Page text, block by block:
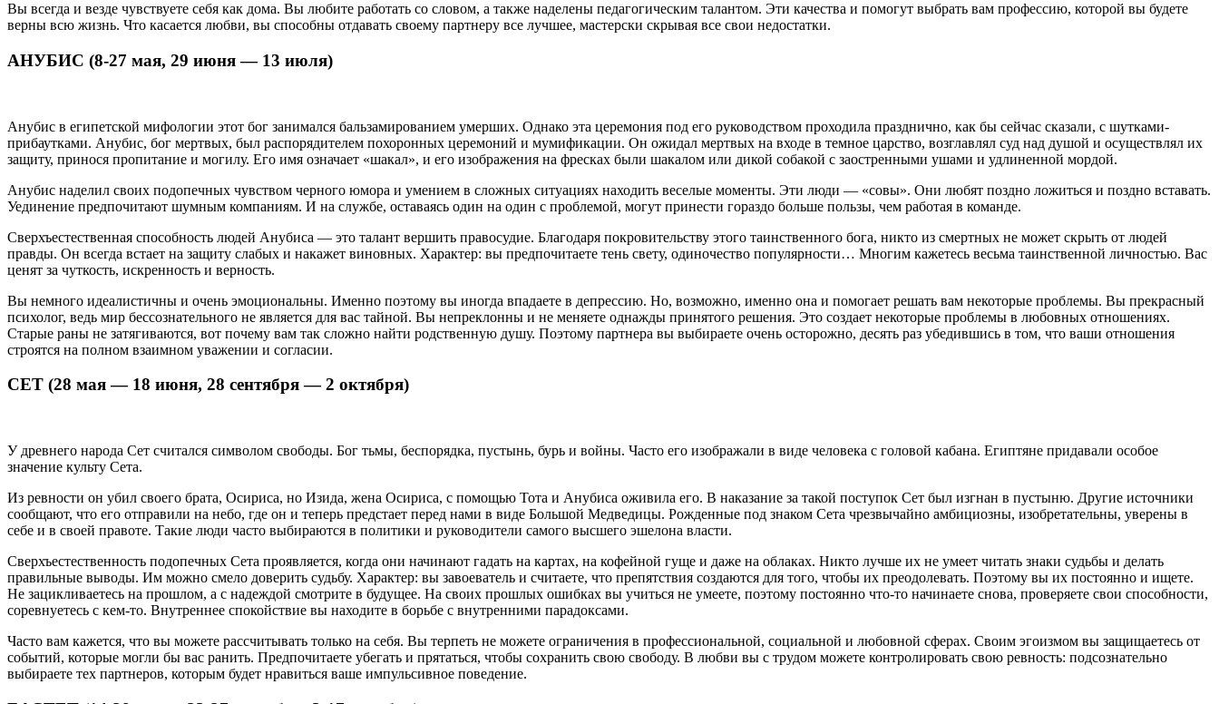
Вы всегда и везде чувствуете себя как дома. Вы любите работать со словом, а также наделены педагогическим талантом. Эти качества и помогут выбрать вам профессию, которой вы будете
верны всю жизнь. Что касается любви, вы способны отдавать своему партнеру все лучшее, мастерски скрывая все свои недостатки.
АНУБИС (8-27 мая, 29 июня — 13 июля)
Анубис в египетской мифологии этот бог занимался бальзамированием умерших. Однако эта церемония под его руководством проходила празднично, как бы сейчас сказали, с шутками-
прибаутками. Анубис, бог мертвых, был распорядителем похоронных церемоний и мумификации. Он ожидал мертвых на входе в темное царство, возглавлял суд над душой и осуществлял их
защиту, принося пропитание и могилу. Его имя означает «шакал», и его изображения на фресках были шакалом или дикой собакой с заостренными ушами и удлиненной мордой.
Анубис наделил своих подопечных чувством черного юмора и умением в сложных ситуациях находить веселые моменты. Эти люди — «совы». Они любят поздно ложиться и поздно вставать.
Уединение предпочитают шумным компаниям. И на службе, оставаясь один на один с проблемой, могут принести гораздо больше пользы, чем работая в команде.
Сверхъестественная способность людей Анубиса — это талант вершить правосудие. Благодаря покровительству этого таинственного бога, никто из смертных не может скрыть от людей
правды. Он всегда встает на защиту слабых и накажет виновных. Характер: вы предпочитаете тень свету, одиночество популярности… Многим кажетесь весьма таинственной личностью. Вас
ценят за чуткость, искренность и верность.
Вы немного идеалистичны и очень эмоциональны. Именно поэтому вы иногда впадаете в депрессию. Но, возможно, именно она и помогает решать вам некоторые проблемы. Вы прекрасный
психолог, ведь мир бессознательного не является для вас тайной. Вы непреклонны и не меняете однажды принятого решения. Это создает некоторые проблемы в любовных отношениях.
Старые раны не затягиваются, вот почему вам так сложно найти родственную душу. Поэтому партнера вы выбираете очень осторожно, десять раз убедившись в том, что ваши отношения
строятся на полном взаимном уважении и согласии.
СЕТ (28 мая — 18 июня, 28 сентября — 2 октября)
У древнего народа Сет считался символом свободы. Бог тьмы, беспорядка, пустынь, бурь и войны. Часто его изображали в виде человека с головой кабана. Египтяне придавали особое
значение культу Сета.
Из ревности он убил своего брата, Осириса, но Изида, жена Осириса, с помощью Тота и Анубиса оживила его. В наказание за такой поступок Сет был изгнан в пустыню. Другие источники
сообщают, что его отправили на небо, где он и теперь предстает перед нами в виде Большой Медведицы. Рожденные под знаком Сета чрезвычайно амбициозны, изобретательны, уверены в
себе и в своей правоте. Такие люди часто выбираются в политики и руководители самого высшего эшелона власти.
Сверхъестественность подопечных Сета проявляется, когда они начинают гадать на картах, на кофейной гуще и даже на облаках. Никто лучше их не умеет читать знаки судьбы и делать
правильные выводы. Им можно смело доверить судьбу. Характер: вы завоеватель и считаете, что препятствия создаются для того, чтобы их преодолевать. Поэтому вы их постоянно и ищете.
Не зацикливаетесь на прошлом, а с надеждой смотрите в будущее. На своих прошлых ошибках вы учиться не умеете, поэтому постоянно что-то начинаете снова, проверяете свои способности,
соревнуетесь с кем-то. Внутреннее спокойствие вы находите в борьбе с внутренними парадоксами.
Часто вам кажется, что вы можете рассчитывать только на себя. Вы терпеть не можете ограничения в профессиональной, социальной и любовной сферах. Своим эгоизмом вы защищаетесь от
событий, которые могли бы вас ранить. Предпочитаете убегать и прятаться, чтобы сохранить свою свободу. В любви вы с трудом можете контролировать свою ревность: подсознательно
выбираете тех партнеров, которым будет нравиться ваше импульсивное поведение.